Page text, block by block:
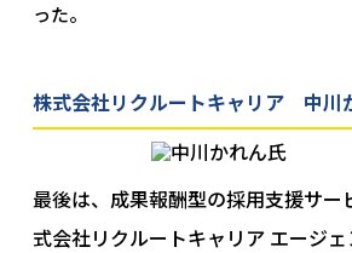
った。
株式会社リクルートキャリア 中川
最後は、成果報酬型の採用支援サー
式会社リクルートキャリア エージ